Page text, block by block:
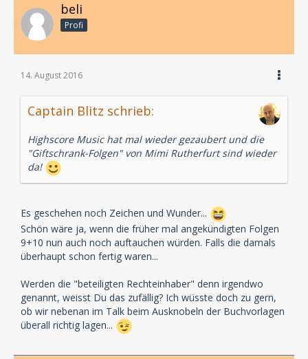
beli
Profi
14. August 2016
Captain Blitz schrieb:
Highscore Music hat mal wieder gezaubert und die
"Giftschrank-Folgen" von Mimi Rutherfurt sind wieder
da!
Es geschehen noch Zeichen und Wunder...
Schön wäre ja, wenn die früher mal angekündigten Folgen
9+10 nun auch noch auftauchen würden. Falls die damals
überhaupt schon fertig waren...
Werden die "beteiligten Rechteinhaber" denn irgendwo
genannt, weisst Du das zufällig? Ich wüsste doch zu gern,
ob wir nebenan im Talk beim Ausknobeln der Buchvorlagen
überall richtig lagen...